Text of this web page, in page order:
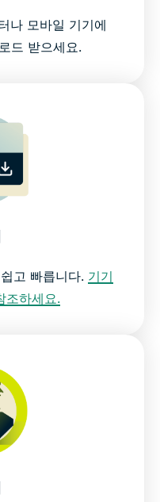
나 모바일 기기에
드 받으세요.
고 빠릅니다. 기기
조하세요.